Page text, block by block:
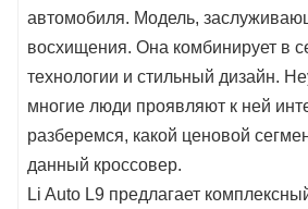
автомобиля. Модель,
восхищения. Она комбинирует в
технологии и стильный дизайн.
многие люди проявляют к ней
разберемся, какой ценовой
данный кроссовер.
Li Auto L9 предлагает